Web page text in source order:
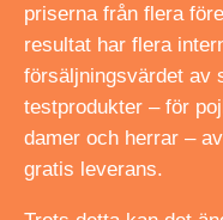
priserna från flera
resultat har flera
försäljningsvärdet av
testprodukter – för
damer och herrar –
gratis leverans.